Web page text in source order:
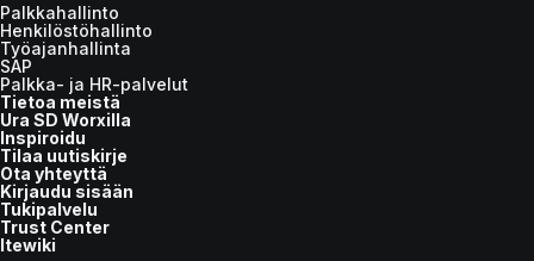
Palkkahallinto
Henkilöstöhallinto
Työajanhallinta
SAP
Palkka- ja HR-palvelut
Tietoa meistä
Ura SD Worxilla
Inspiroidu
Tilaa uutiskirje
Ota yhteyttä
Kirjaudu sisään
Tukipalvelu
Trust Center
Itewiki